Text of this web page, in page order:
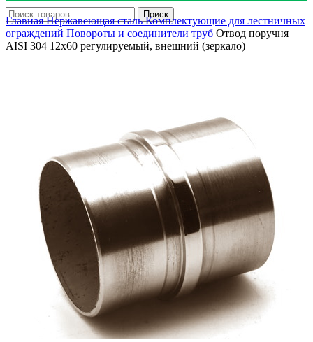
Поиск
ГлавнаяНержавеющая стальКомплектующие для лестничных
ограждений Повороты и соединители труб Отвод поручня
AISI 304 12х60 регулируемый, внешний (зеркало)